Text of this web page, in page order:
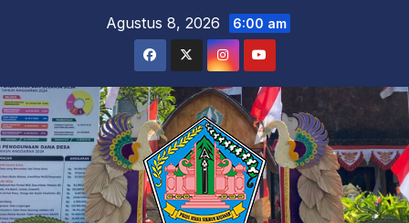
Agustus 8, 2026 6:00 am